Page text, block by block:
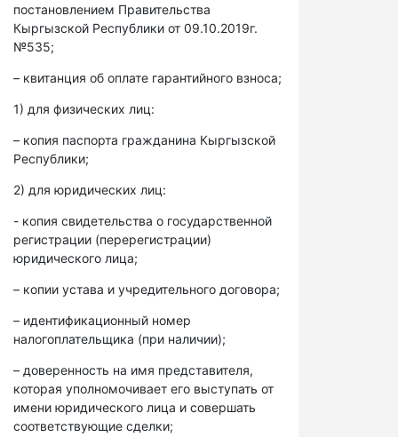
постановлением Правительства
Кыргызской Республики от 09.10.2019г.
№535;
– квитанция об оплате гарантийного взноса;
1) для физических лиц:
– копия паспорта гражданина Кыргызской
Республики;
2) для юридических лиц:
- копия свидетельства о государственной
регистрации (перерегистрации)
юридического лица;
– копии устава и учредительного договора;
– идентификационный номер
налогоплательщика (при наличии);
– доверенность на имя представителя,
которая уполномочивает его выступать от
имени юридического лица и совершать
соответствующие сделки;